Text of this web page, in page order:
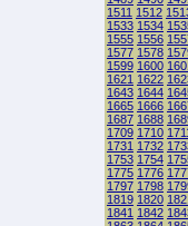
1511 1512
1533 1534
1555 1556
1577 1578
1599 1600
1621 1622
1643 1644
1665 1666
1687 1688
1709 1710
1731 1732
1753 1754
1775 1776
1797 1798
1819 1820
1841 1842